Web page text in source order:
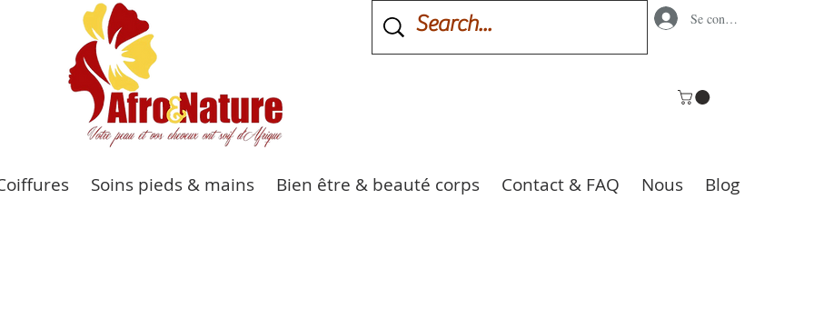
Se connecter
Soins pieds & mains Bien être & beauté corps Contact & FAQ Nous Blog